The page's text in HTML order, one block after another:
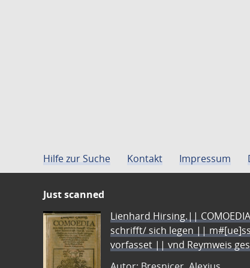
Hilfe zur Suche Kontakt Impressum
Just scanned
Lienhard Hirsing.||
schrifft/ sich legen ||
vorfasset || vnd Reymweis